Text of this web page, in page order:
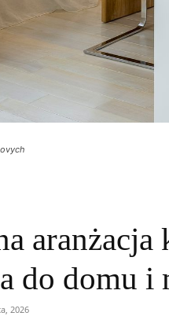
do domu i
2026